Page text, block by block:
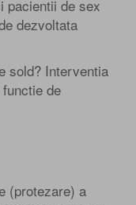
pacientii de sex
dezvoltata
sold? Interventia
de
(protezare) a